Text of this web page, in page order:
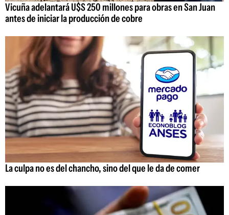
Vicuña adelantará U$S 250 millones para obras en San Juan
antes de iniciar la producción de cobre
La culpa no es del chancho, sino del que le da de comer